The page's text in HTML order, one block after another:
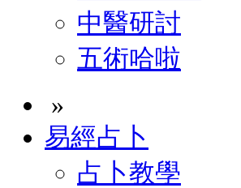
中醫研討
五術哈啦
»
易經占卜
占卜教學